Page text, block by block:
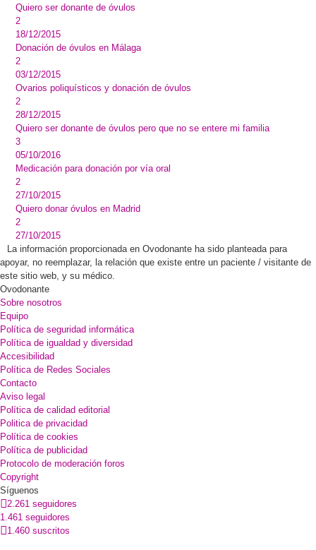
Quiero ser donante de óvulos
2
18/12/2015
Donación de óvulos en Málaga
2
03/12/2015
Ovarios poliquísticos y donación de óvulos
2
28/12/2015
Quiero ser donante de óvulos pero que no se entere mi familia
3
05/10/2016
Medicación para donación por vía oral
2
27/10/2015
Quiero donar óvulos en Madrid
2
27/10/2015
La información proporcionada en Ovodonante ha sido planteada para
apoyar, no reemplazar, la relación que existe entre un paciente / visitante de
este sitio web, y su médico.
Ovodonante
Sobre nosotros
Equipo
Política de seguridad informática
Política de igualdad y diversidad
Accesibilidad
Política de Redes Sociales
Contacto
Aviso legal
Política de calidad editorial
Politica de privacidad
Política de cookies
Política de publicidad
Protocolo de moderación foros
Copyright
Síguenos
2.261 seguidores
1.461 seguidores
1.460 suscritos